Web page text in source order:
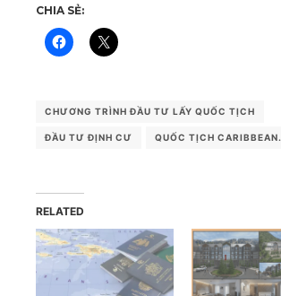
CHIA SẺ:
CHƯƠNG TRÌNH ĐẦU TƯ LẤY QUỐC TỊCH
ĐẦU TƯ ĐỊNH CƯ QUỐC TỊCH CARIBBEAN.
RELATED